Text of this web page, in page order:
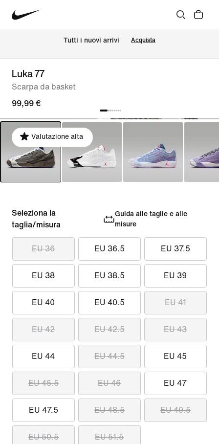
Tutti i nuovi arrivi Acquista
Luka 77
Scarpa da basket
99,99 €
Valutazione alta
Seleziona la
taglia/misura
Guida alle taglie e alle
misure
EU 36 EU 36.5 EU 37.5
EU 38 EU 38.5 EU 39
EU 40 EU 40.5 EU 41
EU 42 EU 42.5 EU 43
EU 44 EU 44.5 EU 45
EU 45.5 EU 46 EU 47
EU 47.5 EU 48.5 EU 49.5
EU 50.5 EU 51.5